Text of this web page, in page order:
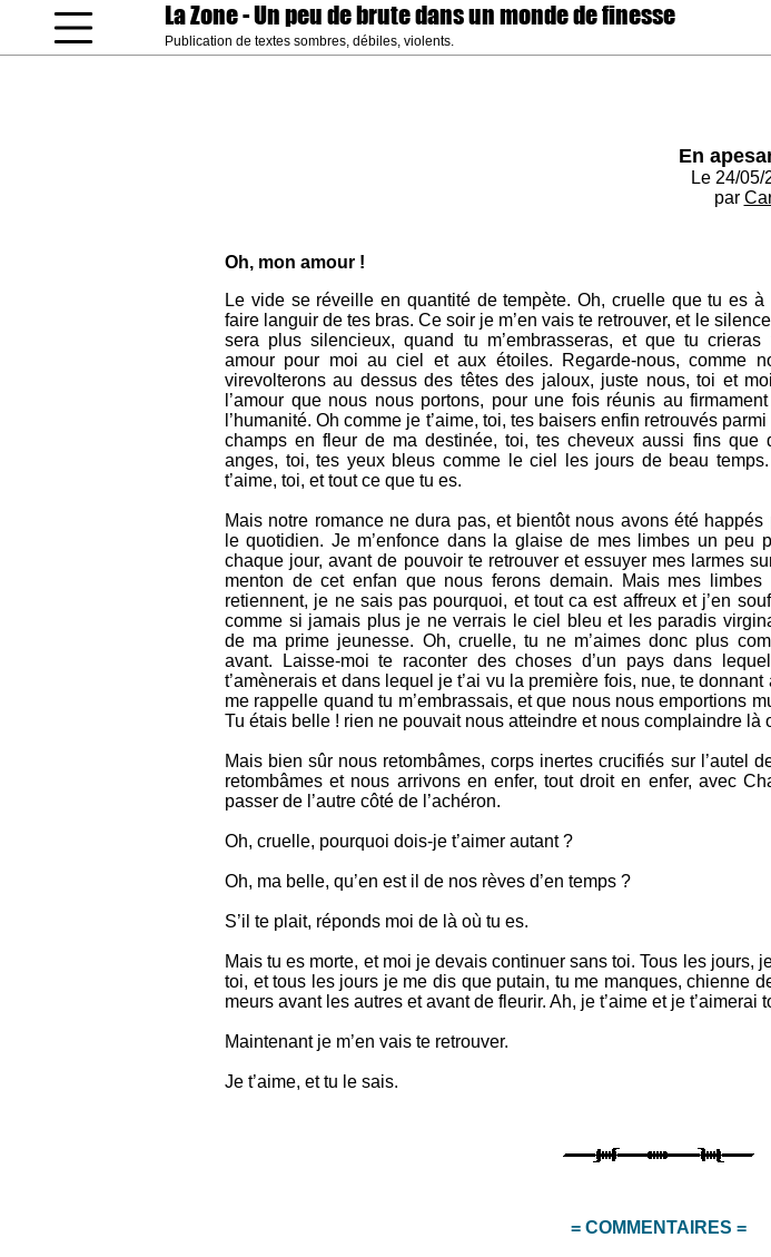
La Zone- Un peu de brute dans un monde de finesse
Publication de textes sombres, débiles, violents.
En
Le 24/05/
par
Oh, mon amour !
Le vide se réveille en quantité de tempète. Oh, cruelle que tu es à
faire languir de tes bras. Ce soir je m’en vais te retrouver, et le
sera plus silencieux, quand tu m’embrasseras, et que tu crieras
amour pour moi au ciel et aux étoiles. Regarde-nous, comme
virevolterons au dessus des têtes des jaloux, juste nous, toi et
l’amour que nous nous portons, pour une fois réunis au
l’humanité. Oh comme je t’aime, toi, tes baisers enfin retrouvés
champs en fleur de ma destinée, toi, tes cheveux aussi fins que
anges, toi, tes yeux bleus comme le ciel les jours de beau
t’aime, toi, et tout ce que tu es.
Mais notre romance ne dura pas, et bientôt nous avons été happés
le quotidien. Je m’enfonce dans la glaise de mes limbes un peu
chaque jour, avant de pouvoir te retrouver et essuyer mes larmes
menton de cet enfan que nous ferons demain. Mais mes limbes
retiennent, je ne sais pas pourquoi, et tout ca est affreux et j’en
comme si jamais plus je ne verrais le ciel bleu et les paradis
de ma prime jeunesse. Oh, cruelle, tu ne m’aimes donc plus
avant. Laisse-moi te raconter des choses d’un pays dans
t’amènerais et dans lequel je t’ai vu la première fois, nue, te
me rappelle quand tu m’embrassais, et que nous nous emportions
Tu étais belle ! rien ne pouvait nous atteindre et nous complaindre là
Mais bien sûr nous retombâmes, corps inertes crucifiés sur l’autel
retombâmes et nous arrivons en enfer, tout droit en enfer, avec
passer de l’autre côté de l’achéron.
Oh, cruelle, pourquoi dois-je t’aimer autant ?
Oh, ma belle, qu’en est il de nos rèves d’en temps ?
S’il te plait, réponds moi de là où tu es.
Mais tu es morte, et moi je devais continuer sans toi. Tous les jours,
toi, et tous les jours je me dis que putain, tu me manques, chienne
meurs avant les autres et avant de fleurir. Ah, je t’aime et je t’aimerai
Maintenant je m’en vais te retrouver.
Je t’aime, et tu le sais.
= COMMENTAIRES =